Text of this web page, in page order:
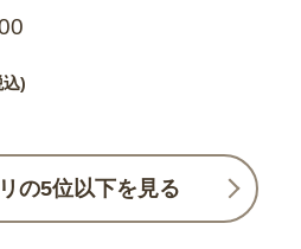
)
の5位以下を見る